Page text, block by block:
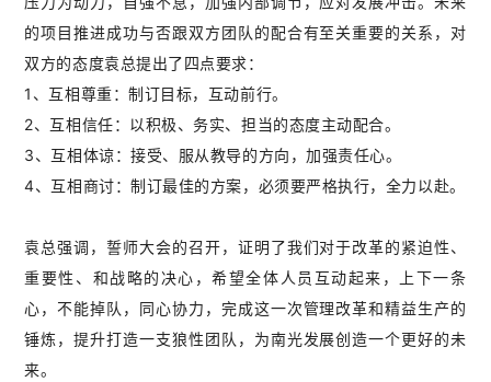
的项目推进成功与否跟双方团队的配合有至关重要的关系，对
双方的态度袁总提出了四点要求：
1、互相尊重：制订目标，互动前行。
2、互相信任：以积极、务实、担当的态度主动配合。
3、互相体谅：接受、服从教导的方向，加强责任心。
4、互相商讨：制订最佳的方案，必须要严格执行，全力以赴。
袁总强调，誓师大会的召开，证明了我们对于改革的紧迫性、
重要性、和战略的决心，希望全体人员互动起来，上下一条
心，不能掉队，同心协力，完成这一次管理改革和精益生产的
锤炼，提升打造一支狼性团队，为南光发展创造一个更好的未
来。